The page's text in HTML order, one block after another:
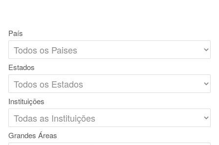
País
Estados
Instituições
Grandes Áreas